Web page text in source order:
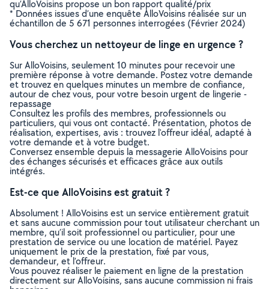
qu’AlloVoisins propose un bon rapport qualité/prix
* Données issues d’une enquête AlloVoisins réalisée sur un
échantillon de 5 671 personnes interrogées (Février 2024)
Vous cherchez un nettoyeur de linge en urgence ?
Sur AlloVoisins, seulement 10 minutes pour recevoir une
première réponse à votre demande. Postez votre demande
et trouvez en quelques minutes un membre de confiance,
autour de chez vous, pour votre besoin urgent de lingerie -
repassage
Consultez les profils des membres, professionnels ou
particuliers, qui vous ont contacté. Présentation, photos de
réalisation, expertises, avis : trouvez l'offreur idéal, adapté à
votre demande et à votre budget.
Conversez ensemble depuis la messagerie AlloVoisins pour
des échanges sécurisés et efficaces grâce aux outils
intégrés.
Est-ce que AlloVoisins est gratuit ?
Absolument ! AlloVoisins est un service entièrement gratuit
et sans aucune commission pour tout utilisateur cherchant un
membre, qu’il soit professionnel ou particulier, pour une
prestation de service ou une location de matériel. Payez
uniquement le prix de la prestation, fixé par vous,
demandeur, et l’offreur.
Vous pouvez réaliser le paiement en ligne de la prestation
directement sur AlloVoisins, sans aucune commission ni frais